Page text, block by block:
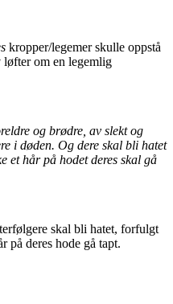
kropper/legemer skulle oppstå
løfter om en legemlig
og brødre, av slekt og
i døden. Og dere skal bli hatet
et hår på hodet deres skal gå
skal bli hatet, forfulgt
på deres hode gå tapt.